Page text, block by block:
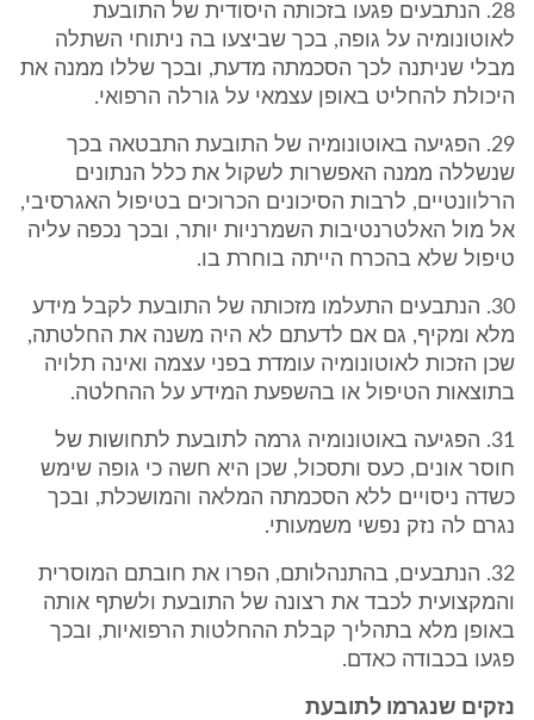
28. הנתבעים פגעו בזכותה היסודית של התובעת
לאוטונומיה על גופה, בכך שביצעו בה ניתוחי השתלה
מבלי שניתנה לכך הסכמתה מדעת, ובכך שללו ממנה את
היכולת להחליט באופן עצמאי על גורלה הרפואי.
29. הפגיעה באוטונומיה של התובעת התבטאה בכך
שנשללה ממנה האפשרות לשקול את כלל הנתונים
הרלוונטיים, לרבות הסיכונים הכרוכים בטיפול האגרסיבי,
אל מול האלטרנטיבות השמרניות יותר, ובכך נכפה עליה
טיפול שלא בהכרח הייתה בוחרת בו.
30. הנתבעים התעלמו מזכותה של התובעת לקבל מידע
מלא ומקיף, גם אם לדעתם לא היה משנה את החלטתה,
שכן הזכות לאוטונומיה עומדת בפני עצמה ואינה תלויה
בתוצאות הטיפול או בהשפעת המידע על ההחלטה.
31. הפגיעה באוטונומיה גרמה לתובעת לתחושות של
חוסר אונים, כעס ותסכול, שכן היא חשה כי גופה שימש
כשדה ניסויים ללא הסכמתה המלאה והמושכלת, ובכך
נגרם לה נזק נפשי משמעותי.
32. הנתבעים, בהתנהלותם, הפרו את חובתם המוסרית
והמקצועית לכבד את רצונה של התובעת ולשתף אותה
באופן מלא בתהליך קבלת ההחלטות הרפואיות, ובכך
פגעו בכבודה כאדם.
נזקים שנגרמו לתובעת